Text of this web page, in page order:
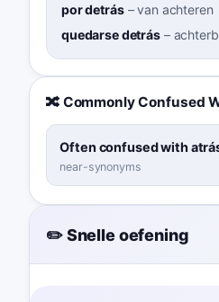
por detrás–van achteren
quedarse detrás –
🔀 Commonly Confused
Often confused with
near-synonyms
✏️ Snelle oefening